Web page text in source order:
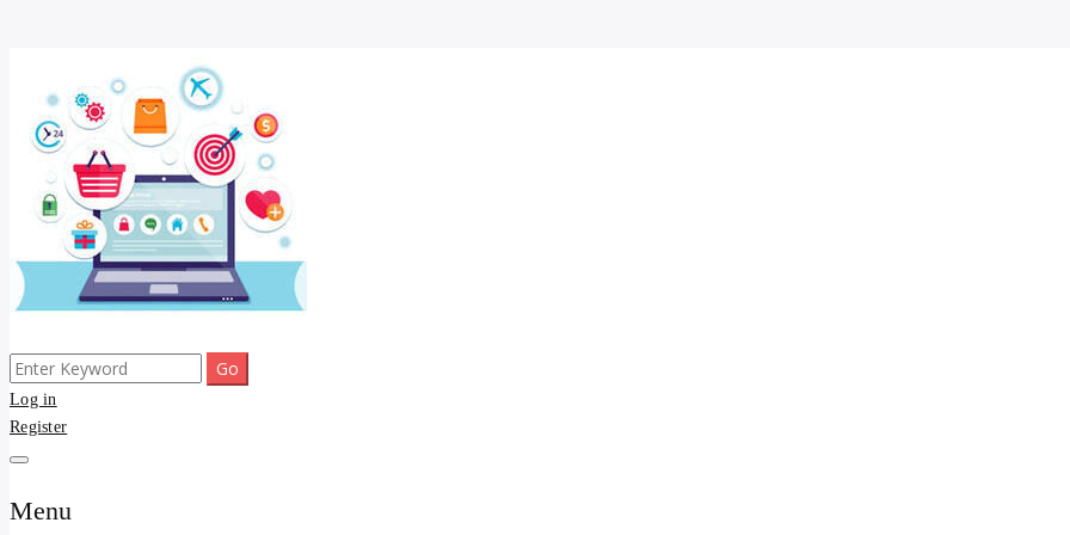
content
รับจ้างโพสต์ บ้าน ที่ดิน อสังหา kyedee.com โพสขายดี
และบริการ
ขายดี โพสประกาศขายสินค้าฟรี บ้าน ที่ดิน อสังหา รับโพสต์ประกาศขายของ รับรองผล ดีที่สุดถูกที่สุด ติดหน้าแรกกูเกืล
Search
for:
Log in
Register
Menu